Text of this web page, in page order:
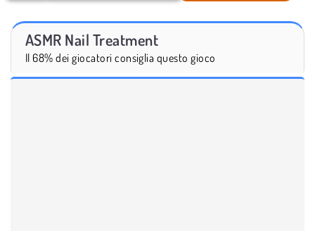
ASMR Nail Treatment
Il 68% dei giocatori consiglia questo gioco